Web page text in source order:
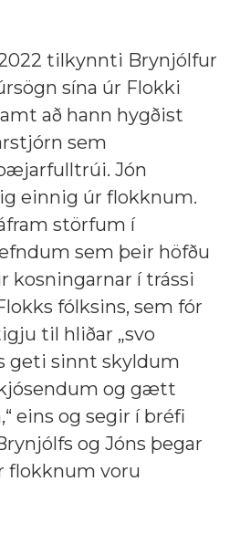
tilkynnti Brynjólfur
sína úr Flokki
að hann hygðist
sem
Jón
einnig úr flokknum.
störfum í
sem þeir höfðu
kosningarnar ítrássi
fólksins, sem fór
til hliðar „svo
geti sinnt skyldum
og gætt
eins og segir í bréfi
og Jóns þegar
flokknum voru